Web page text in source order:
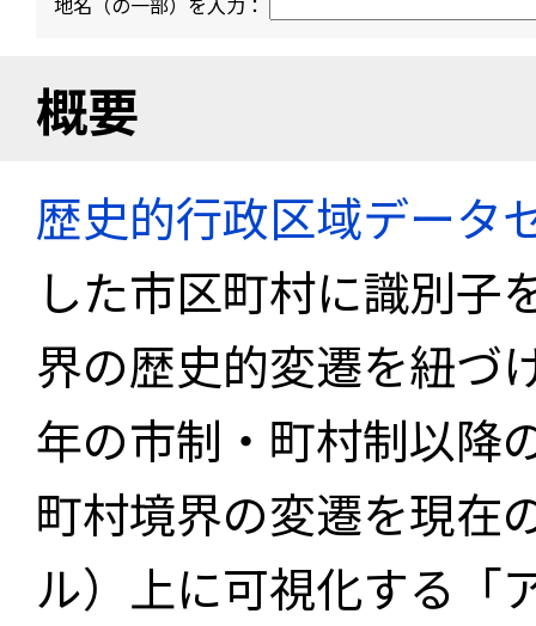
概要
歴史的行政区域データ
した市区町村に識別子
界の歴史的変遷を紐づ
年の市制・町村制以降
町村境界の変遷を現在
ル）上に可視化する「